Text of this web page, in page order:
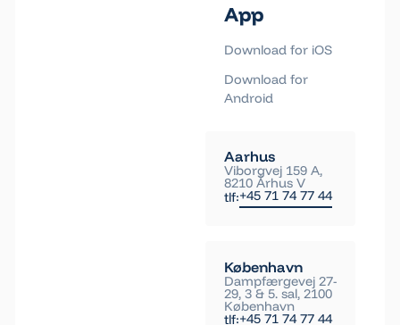
App
Download for iOS
Download for
Android
Aarhus
Viborgvej 159 A,
8210 Århus V
tlf:+45 71 74 77 44
København
Dampfærgevej 27-
29, 3 & 5. sal, 2100
København
tlf:+45 71 74 77 44